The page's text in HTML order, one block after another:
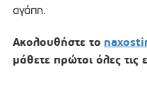
αγάπη.
Ακολουθήστε το
μάθετε πρώτοι όλες τις